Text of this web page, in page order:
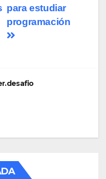
para estudiar
programación